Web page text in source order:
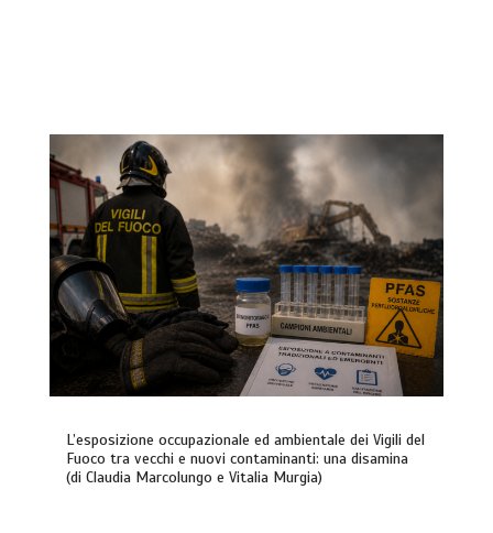
L’esposizione occupazionale ed ambientale dei Vigili del
Fuoco tra vecchi e nuovi contaminanti: una disamina
(di Claudia Marcolungo e Vitalia Murgia)